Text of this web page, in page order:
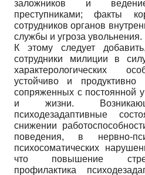
заложников и
преступниками; факты
сотрудников органов
службы и угроза увольнения.
К этому следует
сотрудники милиции в
характерологических
устойчиво и продуктивно
сопряженных с постоянной
и жизни.
психодезадаптивные
снижении
поведения, в
психосоматических
что повышение
профилактика